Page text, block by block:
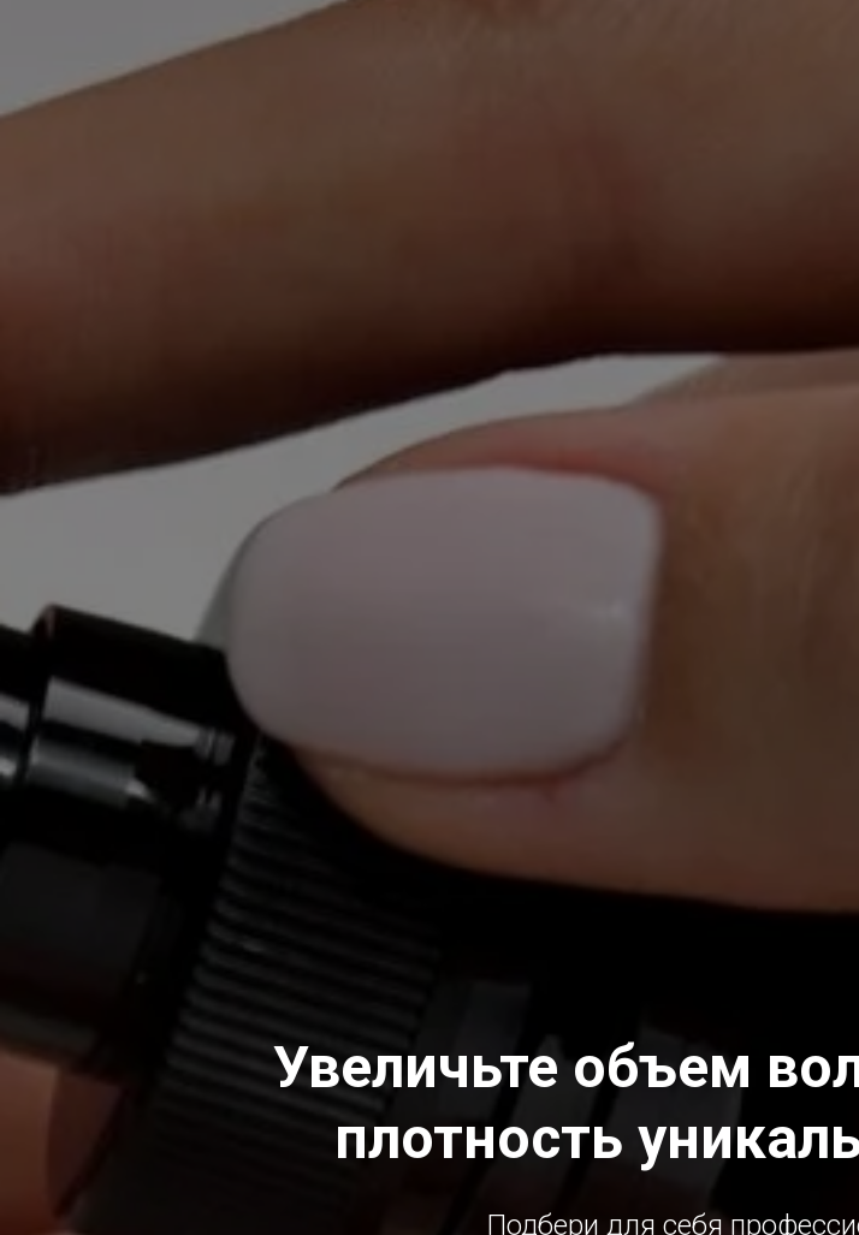
Увеличьте объем
плотность
Подбери для себя